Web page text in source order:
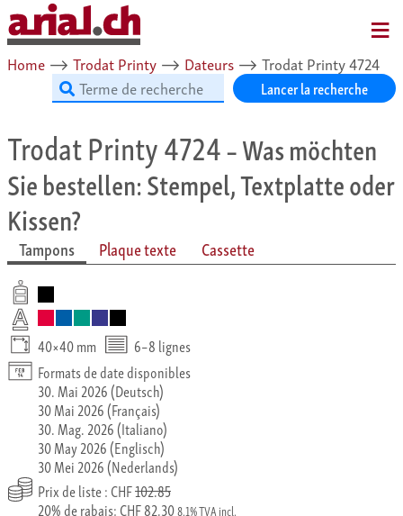
Home ⟶ Trodat Printy ⟶ Dateurs ⟶ Trodat Printy 4724
Lancer la recherche
Trodat Printy 4724– Was möchten
Sie bestellen: Stempel, Textplatte oder
Kissen?
Tampons Plaque texte Cassette
40×40 mm
6–8 lignes
Formats de date disponibles
30. Mai 2026 (Deutsch)
30 Mai 2026 (Français)
30. Mag. 2026 (Italiano)
30 May 2026 (Englisch)
30 Mei 2026 (Nederlands)
Prix de liste : CHF102.85
20% de rabais: CHF 82.308.1% TVA incl.